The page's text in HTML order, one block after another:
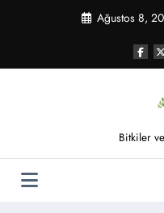
Ağustos 8,
Bitkiler